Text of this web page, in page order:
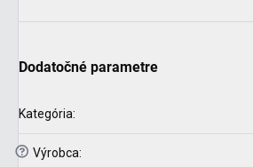
Dodatočné parametre
Kategória:
? Výrobca: